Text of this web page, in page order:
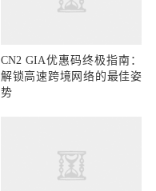
CN2 GIA优惠码终极指南：
解锁高速跨境网络的最佳姿
势